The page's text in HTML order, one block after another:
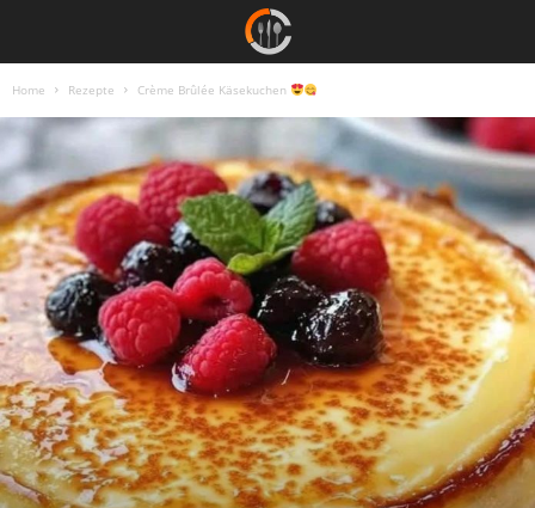
Home Rezepte Crème Brûlée Käsekuchen